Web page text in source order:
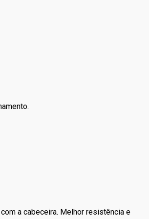
a cabeceira. Melhor resistência e